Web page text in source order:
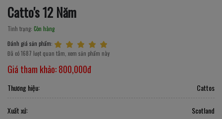
Catto's 12 Năm
Tình trạng: Còn hàng
Đánh giá sản phẩm:
Đã có 1687 lượt quan tâm, xem sản phẩm này
Giá tham khảo:800,000đ
Thương hiệu: Cattos
Xuất xứ: Scotland